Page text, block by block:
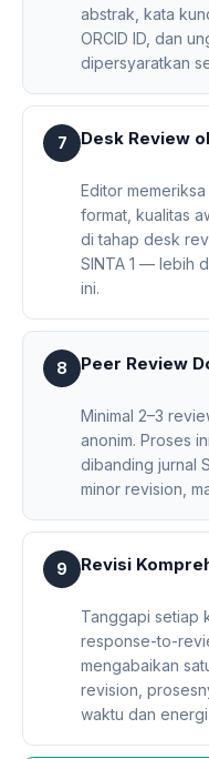
abstrak, kata
ORCID ID, dan
dipersyaratkan
7 Desk Review
Editor
format, kualitas
di tahap desk
SINTA 1 — lebih
ini.
8 Peer Review
Minimal 2–3
anonim. Proses
dibanding jurnal
minor revision,
9 Revisi
Tanggapi setiap
response-to-
mengabaikan
revision,
waktu dan